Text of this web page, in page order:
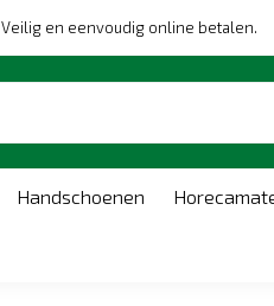
Veilig en eenvoudig online betalen.
Handschoenen